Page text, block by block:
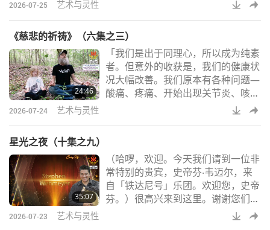
里。［…］（您为Ｓｕｍａ清海无上
师的诗作〈爱的旋律之四〉作曲时，
是否拥有充分的机会可以完全按照自
己的意愿来创作？）是的，我其实正
准备进行配器的工作。我刚完成了简
谱，它包括四行谱，再加上歌手将要
2026-07-25 艺术与灵性
《慈悲的祈祷》（六集之三）
24:46
「我们是出于同理心，所以成为纯素
者。但意外的收获是，我们的健康状
况大幅改善。我们原本有各种问题—
酸痛、疼痛、开始出现关节炎、咳
嗽、打喷嚏等症状，感冒、肠躁症，
我和玛丽现在都已年近八十，我们没
服用过药物—我不确定，到现在应该
至少有二十五年了—但我们没罹患人
们常有的慢性病。《圣经》告诉我
2026-07-24 艺术与灵性
星光之夜（十集之九）
35:07
（哈啰，欢迎。今天我们请到一位非
常特别的贵宾，史帝芬‧韦迈尔，来
自「铁达尼号」乐团。欢迎您，史帝
芬。）很高兴来到这里。谢谢您们邀
请我。［…］（您在贵宾招待会中，
2026-07-23 艺术与灵性